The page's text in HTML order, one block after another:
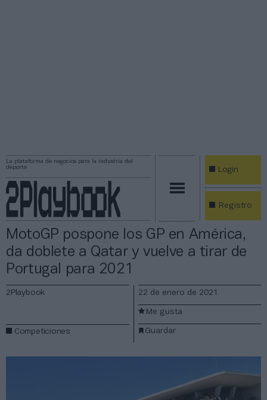
La plataforma de negocios para la industria del
deporte
Login
Registro
MotoGP pospone los GP en América,
da doblete a Qatar y vuelve a tirar de
Portugal para 2021
2Playbook
Competiciones
22 de enero de 2021
Guardar
Me gusta